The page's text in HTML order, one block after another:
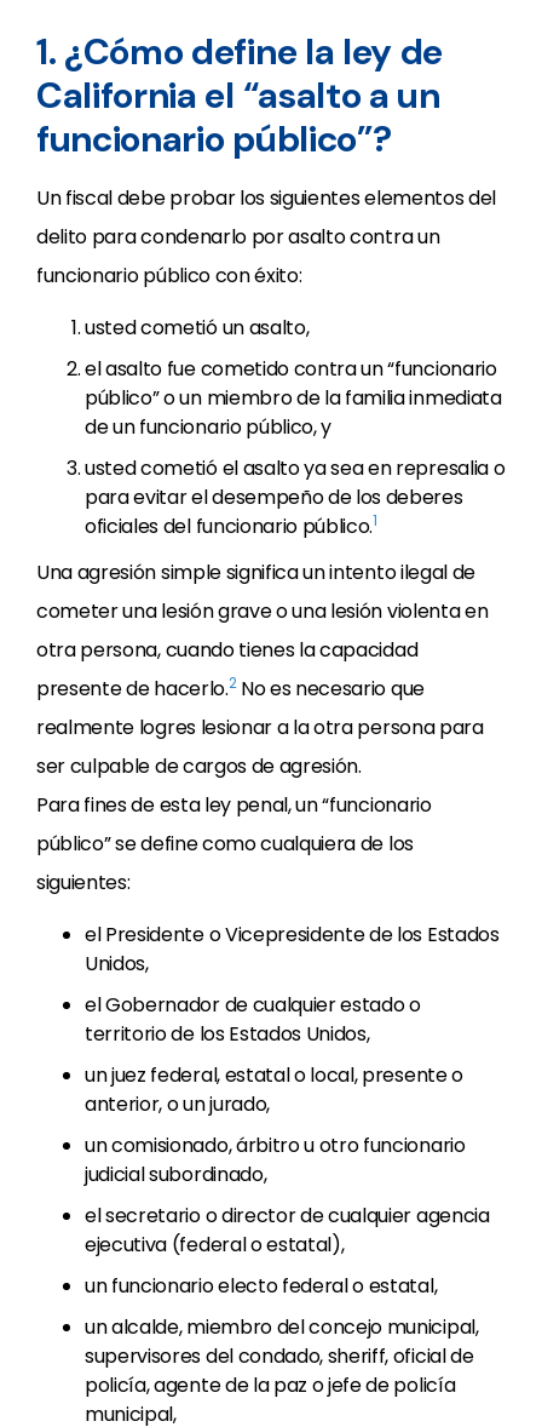
1. ¿Cómo define la ley de
California el “asalto a un
funcionario público”?
Un fiscal debe probar los siguientes elementos del
delito para condenarlo por asalto contra un
funcionario público con éxito:
usted cometió un asalto,
el asalto fue cometido contra un “funcionario
público” o un miembro de la familia inmediata
de un funcionario público, y
usted cometió el asalto ya sea en represalia o
para evitar el desempeño de los deberes
oficiales del funcionario público.1
Una agresión simple significa un intento ilegal de
cometer una lesión grave o una lesión violenta en
otra persona, cuando tienes la capacidad
presente de hacerlo.2No es necesario que
realmente logres lesionar a la otra persona para
ser culpable de cargos de agresión.
Para fines de esta ley penal, un “funcionario
público” se define como cualquiera de los
siguientes:
el Presidente o Vicepresidente de los Estados
Unidos,
el Gobernador de cualquier estado o
territorio de los Estados Unidos,
un juez federal, estatal o local, presente o
anterior, o un jurado,
un comisionado, árbitro u otro funcionario
judicial subordinado,
el secretario o director de cualquier agencia
ejecutiva (federal o estatal),
un funcionario electo federal o estatal,
un alcalde, miembro del concejo municipal,
supervisores del condado, sheriff, oficial de
policía, agente de la paz o jefe de policía
municipal,